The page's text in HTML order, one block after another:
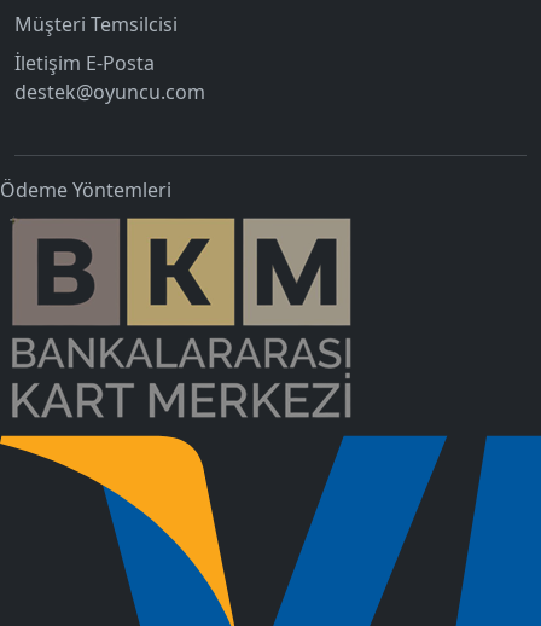
Müşteri Temsilcisi
İletişim E-Posta
destek@oyuncu.com
Ödeme Yöntemleri